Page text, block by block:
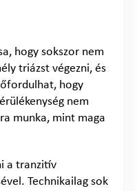
hogy sokszor nem
triázst végezni, és
hogy
nem
munka, mint maga
a tranzitív
Technikailag sok